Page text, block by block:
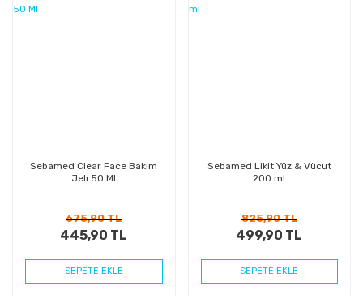
Sebamed Clear Face Bakım
Jelı 50 Ml
675,90 TL
445,90 TL
SEPETE EKLE
Sebamed Likit Yüz & Vücut
200 ml
825,90 TL
499,90 TL
SEPETE EKLE